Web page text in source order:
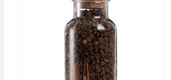
Купить в 1 клик Сравнение
В избранное Под заказ